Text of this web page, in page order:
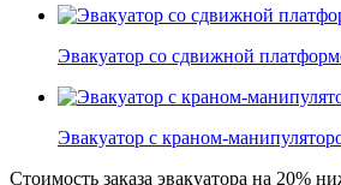
Эвакуатор со сдвижной
Эвакуатор с краном-
Стоимость заказа эвакуатора на 20%